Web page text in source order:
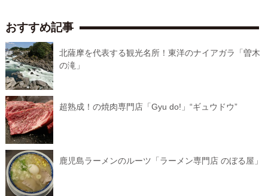
おすすめ記事
北薩摩を代表する観光名所！東洋のナイアガラ「曽木
の滝」
超熟成！の焼肉専門店「Gyu do!」“ギュウドウ”
鹿児島ラーメンのルーツ「ラーメン専門店 のぼる屋」